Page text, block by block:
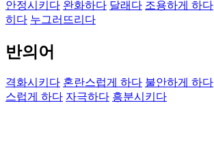
안정시키다 완화하다 달래다 조용하게 하다
히다 누그러뜨리다
반의어
격화시키다 혼란스럽게 하다 불안하게 하다
스럽게 하다 자극하다 흥분시키다